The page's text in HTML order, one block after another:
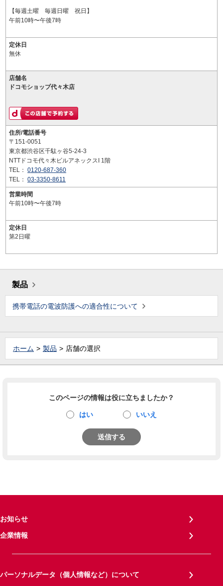
【毎週土曜 毎週日曜 祝日】
午前10時〜午後7時
定休日
無休
店舗名
ドコモショップ代々木店
住所/電話番号
〒151-0051
東京都渋谷区千駄ヶ谷5-24-3
NTTドコモ代々木ビルアネックスI 1階
TEL： 0120-687-360
TEL： 03-3350-8611
営業時間
午前10時〜午後7時
定休日
第2日曜
製品
携帯電話の電波防護への適合性について
ホーム 製品 店舗の選択
このページの情報は役に立ちましたか？
はい いいえ
送信する
お知らせ
企業情報
パーソナルデータ（個人情報など）について